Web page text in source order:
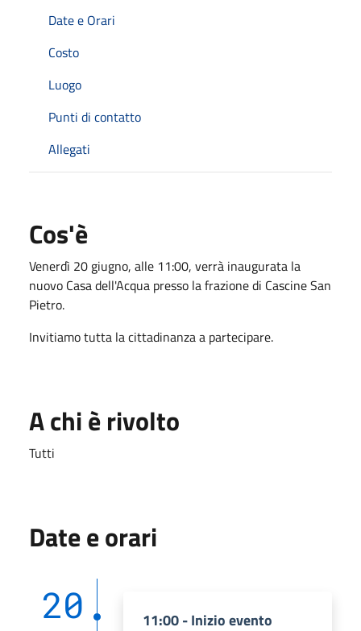
Date e Orari
Costo
Luogo
Punti di contatto
Allegati
Cos'è
Venerdì 20 giugno, alle 11:00, verrà inaugurata la
nuovo Casa dell'Acqua presso la frazione di Cascine San
Pietro.
Invitiamo tutta la cittadinanza a partecipare.
A chi è rivolto
Tutti
Date e orari
20 11:00 - Inizio evento